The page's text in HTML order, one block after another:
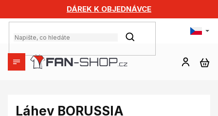
obsah
DÁREK K OBJEDNÁVCE
HLEDAT
Láhev BORUSSIA